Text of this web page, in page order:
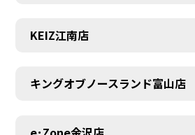
KEIZ江南店
キングオブノースランド富山店